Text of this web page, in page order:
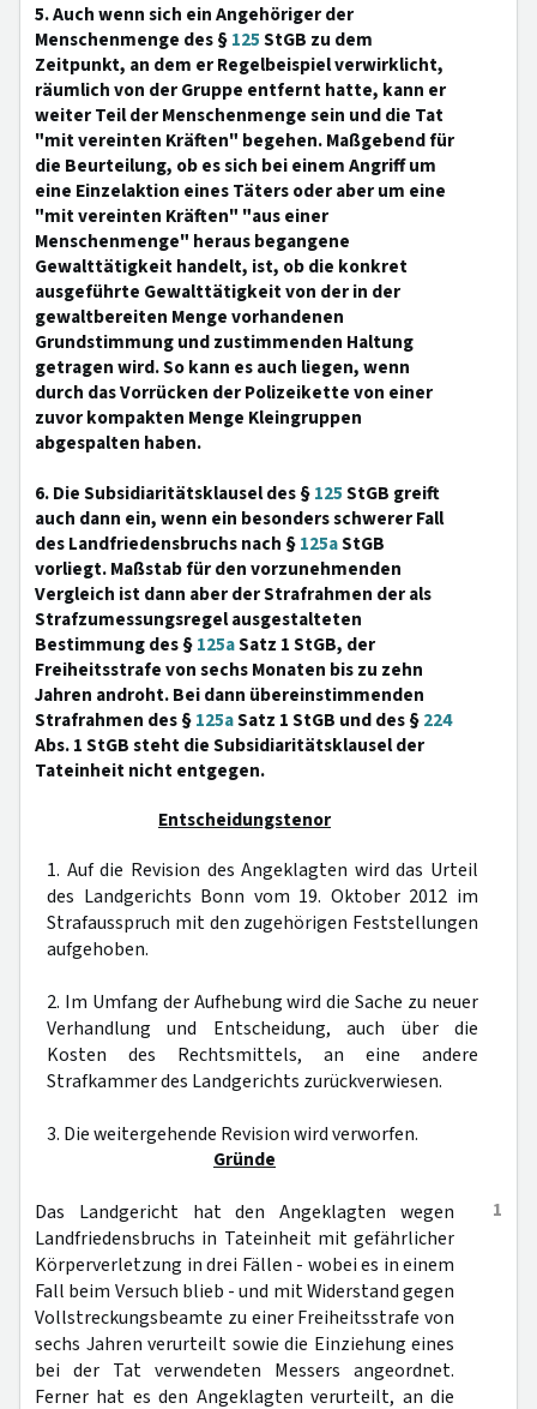
5. Auch wenn sich ein Angehöriger der
Menschenmenge des §125StGB zu dem
Zeitpunkt, an dem er Regelbeispiel verwirklicht,
räumlich von der Gruppe entfernt hatte, kann er
weiter Teil der Menschenmenge sein und die Tat
"mit vereinten Kräften" begehen. Maßgebend für
die Beurteilung, ob es sich bei einem Angriff um
eine Einzelaktion eines Täters oder aber um eine
"mit vereinten Kräften" "aus einer
Menschenmenge" heraus begangene
Gewalttätigkeit handelt, ist, ob die konkret
ausgeführte Gewalttätigkeit von der in der
gewaltbereiten Menge vorhandenen
Grundstimmung und zustimmenden Haltung
getragen wird. So kann es auch liegen, wenn
durch das Vorrücken der Polizeikette von einer
zuvor kompakten Menge Kleingruppen
abgespalten haben.
6. Die Subsidiaritätsklausel des §125StGB greift
auch dann ein, wenn ein besonders schwerer Fall
des Landfriedensbruchs nach §125aStGB
vorliegt. Maßstab für den vorzunehmenden
Vergleich ist dann aber der Strafrahmen der als
Strafzumessungsregel ausgestalteten
Bestimmung des §125aSatz 1 StGB, der
Freiheitsstrafe von sechs Monaten bis zu zehn
Jahren androht. Bei dann übereinstimmenden
Strafrahmen des §125aSatz 1 StGB und des §224
Abs. 1 StGB steht die Subsidiaritätsklausel der
Tateinheit nicht entgegen.
Entscheidungstenor
1. Auf die Revision des Angeklagten wird das Urteil
des Landgerichts Bonn vom 19. Oktober 2012 im
Strafausspruch mit den zugehörigen Feststellungen
aufgehoben.
2. Im Umfang der Aufhebung wird die Sache zu neuer
Verhandlung und Entscheidung, auch über die
Kosten des Rechtsmittels, an eine andere
Strafkammer des Landgerichts zurückverwiesen.
3. Die weitergehende Revision wird verworfen.
Gründe
1
Das Landgericht hat den Angeklagten wegen
Landfriedensbruchs in Tateinheit mit gefährlicher
Körperverletzung in drei Fällen - wobei es in einem
Fall beim Versuch blieb - und mit Widerstand gegen
Vollstreckungsbeamte zu einer Freiheitsstrafe von
sechs Jahren verurteilt sowie die Einziehung eines
bei der Tat verwendeten Messers angeordnet.
Ferner hat es den Angeklagten verurteilt, an die